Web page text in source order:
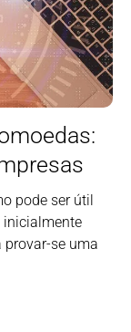
pode ser útil
inicialmente
se uma